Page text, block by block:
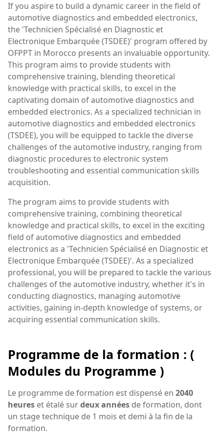
If you aspire to build a dynamic career in the field of
automotive diagnostics and embedded electronics,
the 'Technicien Spécialisé en Diagnostic et
Electronique Embarquée (TSDEE)' program offered by
OFPPT in Morocco presents an invaluable opportunity.
This program aims to provide students with
comprehensive training, blending theoretical
knowledge with practical skills, to excel in the
captivating domain of automotive diagnostics and
embedded electronics. As a specialized technician in
automotive diagnostics and embedded electronics
(TSDEE), you will be equipped to tackle the diverse
challenges of the automotive industry, ranging from
diagnostic procedures to electronic system
troubleshooting and essential communication skills
acquisition.
The program aims to provide students with
comprehensive training, combining theoretical
knowledge and practical skills, to excel in the exciting
field of automotive diagnostics and embedded
electronics as a 'Technicien Spécialisé en Diagnostic et
Electronique Embarquée (TSDEE)'. As a specialized
professional, you will be prepared to tackle the various
challenges of the automotive industry, whether it's in
conducting diagnostics, managing automotive
activities, gaining in-depth knowledge of systems, or
acquiring essential communication skills.
Programme de la formation : (
Modules du Programme )
Le programme de formation est dispensé en 2040
heures et étalé surdeux années de formation, dont
un stage technique de 1 mois et demi à la fin de la
formation.